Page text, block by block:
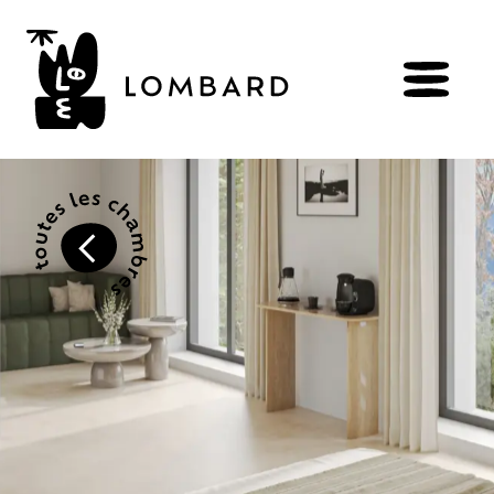
RÉSERVER
Explorer
Artisans du
Rhône Pluriel
culture engagée
de vin